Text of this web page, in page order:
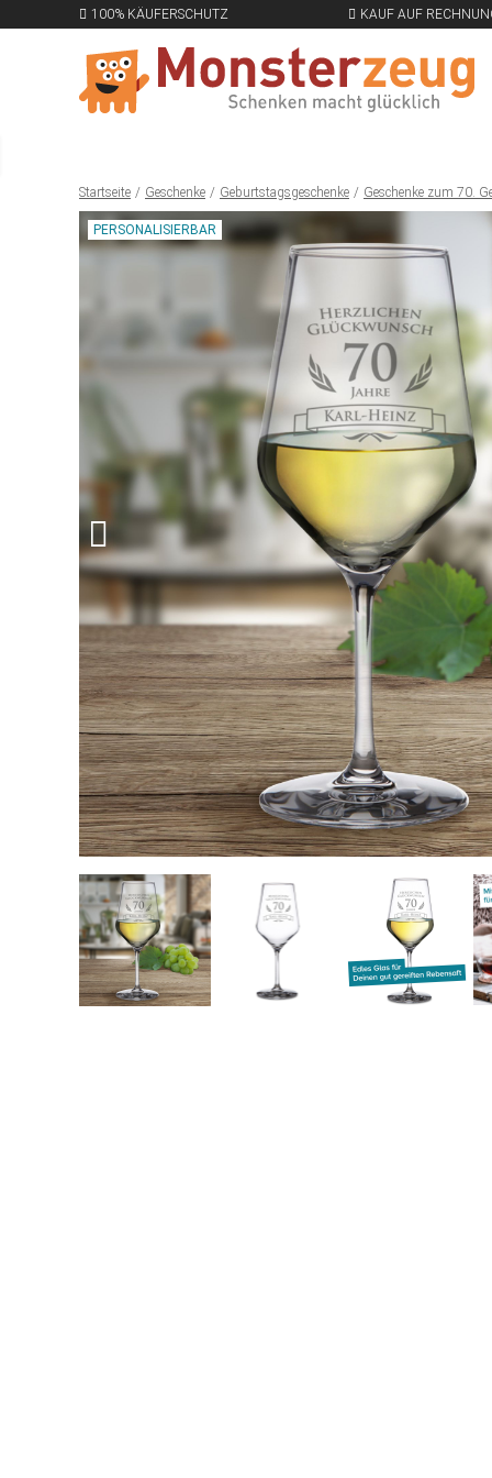
100% KÄUFERSCHUTZ KAUF AUF
Startseite Geschenke Geburtstagsgeschenke Geschenke zum 70.
PERSONALISIERBAR